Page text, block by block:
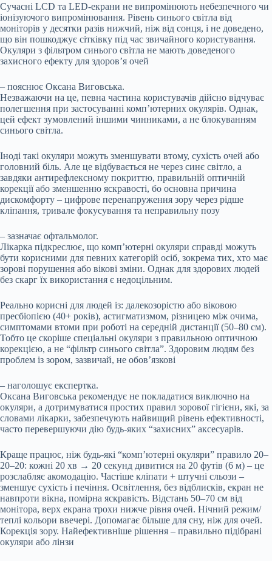
Сучасні LCD та LED-екрани не випромінюють небезпечного чи
іонізуючого випромінювання. Рівень синього світла від
моніторів у десятки разів нижчий, ніж від сонця, і не доведено,
що він пошкоджує сітківку під час звичайного користування.
Окуляри з фільтром синього світла не мають доведеного
захисного ефекту для здоров’я очей
– пояснює Оксана Виговська.
Незважаючи на це, певна частина користувачів дійсно відчуває
полегшення при застосуванні комп’ютерних окулярів. Однак,
цей ефект зумовлений іншими чинниками, а не блокуванням
синього світла.
Іноді такі окуляри можуть зменшувати втому, сухість очей або
головний біль. Але це відбувається не через синє світло, а
завдяки антирефлексному покриттю, правильній оптичній
корекції або зменшенню яскравості, бо основна причина
дискомфорту – цифрове перенапруження зору через рідше
кліпання, тривале фокусування та неправильну позу
– зазначає офтальмолог.
Лікарка підкреслює, що комп’ютерні окуляри справді можуть
бути корисними для певних категорій осіб, зокрема тих, хто має
зорові порушення або вікові зміни. Однак для здорових людей
без скарг їх використання є недоцільним.
Реально корисні для людей із: далекозорістю або віковою
пресбіопією (40+ років), астигматизмом, різницею між очима,
симптомами втоми при роботі на середній дистанції (50–80 см).
Тобто це скоріше спеціальні окуляри з правильною оптичною
корекцією, а не “фільтр синього світла”. Здоровим людям без
проблем із зором, зазвичай, не обов’язкові
– наголошує експертка.
Оксана Виговська рекомендує не покладатися виключно на
окуляри, а дотримуватися простих правил зорової гігієни, які, за
словами лікарки, забезпечують найвищий рівень ефективності,
часто перевершуючи дію будь-яких “захисних” аксесуарів.
Краще працює, ніж будь-які “комп’ютерні окуляри” правило 20–
20–20: кожні 20 хв → 20 секунд дивитися на 20 футів (6 м) – це
розслабляє акомодацію. Частіше кліпати + штучні сльози –
зменшує сухість і печіння. Освітлення, без відблисків, екран не
навпроти вікна, помірна яскравість. Відстань 50–70 см від
монітора, верх екрана трохи нижче рівня очей. Нічний режим/
теплі кольори ввечері. Допомагає більше для сну, ніж для очей.
Корекція зору. Найефективніше рішення – правильно підібрані
окуляри або лінзи